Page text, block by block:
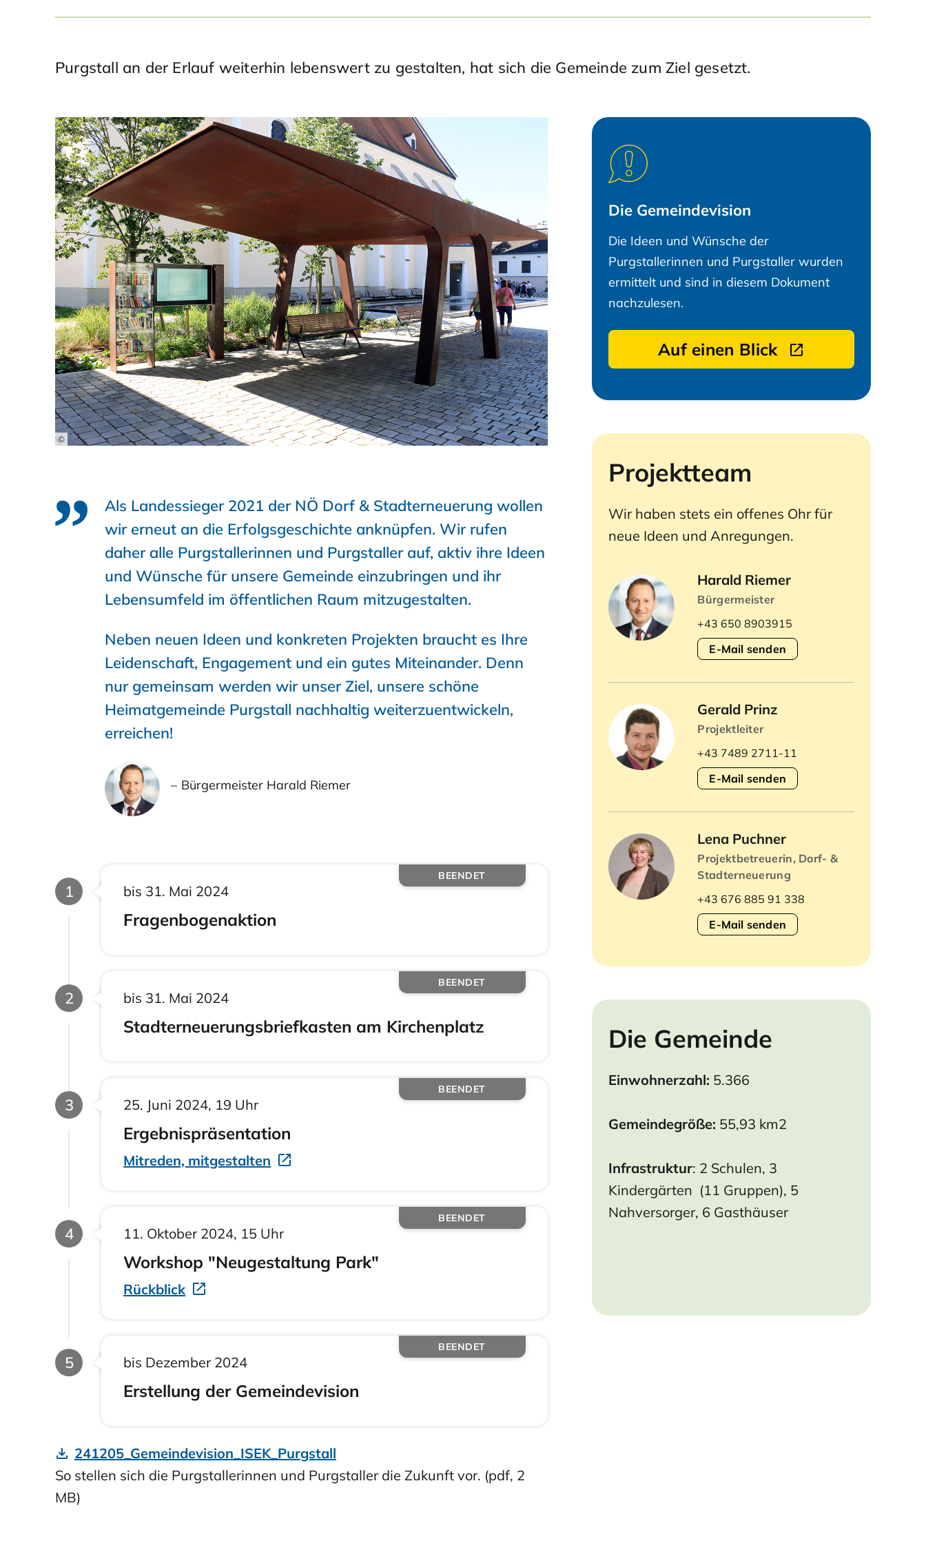
Purgstall an der Erlauf weiterhin lebenswert zu gestalten, hat sich die Gemeinde zum Ziel gesetzt.
©
Als Landessieger 2021 der NÖ Dorf & Stadterneuerung wollen
wir erneut an die Erfolgsgeschichte anknüpfen. Wir rufen
daher alle Purgstallerinnen und Purgstaller auf, aktiv ihre Ideen
und Wünsche für unsere Gemeinde einzubringen und ihr
Lebensumfeld im öffentlichen Raum mitzugestalten.
Neben neuen Ideen und konkreten Projekten braucht es Ihre
Leidenschaft, Engagement und ein gutes Miteinander. Denn
nur gemeinsam werden wir unser Ziel, unsere schöne
Heimatgemeinde Purgstall nachhaltig weiterzuentwickeln,
erreichen!
Bürgermeister Harald Riemer
Phase
1
BEENDET
bis 31. Mai 2024
Fragenbogenaktion
Phase
2
BEENDET
bis 31. Mai 2024
Stadterneuerungsbriefkasten am Kirchenplatz
Phase
3
BEENDET
25. Juni 2024, 19 Uhr
Ergebnispräsentation
Mitreden, mitgestalten
Phase
4
BEENDET
11. Oktober 2024, 15 Uhr
Workshop "Neugestaltung Park"
Rückblick
Phase
5
BEENDET
bis Dezember 2024
Erstellung der Gemeindevision
241205_Gemeindevision_ISEK_Purgstall
So stellen sich die Purgstallerinnen und Purgstaller die Zukunft vor. (pdf, 2
MB)
Die Gemeindevision
Die Ideen und Wünsche der
Purgstallerinnen und Purgstaller wurden
ermittelt und sind in diesem Dokument
nachzulesen.
Auf einen Blick
Projektteam
Wir haben stets ein offenes Ohr für
neue Ideen und Anregungen.
Harald Riemer
Bürgermeister
+43 650 8903915
E-Mail senden
Gerald Prinz
Projektleiter
+43 7489 2711-11
E-Mail senden
Lena Puchner
Projektbetreuerin, Dorf- &
Stadterneuerung
+43 676 885 91 338
E-Mail senden
Die Gemeinde
Einwohnerzahl: 5.366
Gemeindegröße: 55,93 km2
Infrastruktur: 2 Schulen, 3
Kindergärten (11 Gruppen), 5
Nahversorger, 6 Gasthäuser